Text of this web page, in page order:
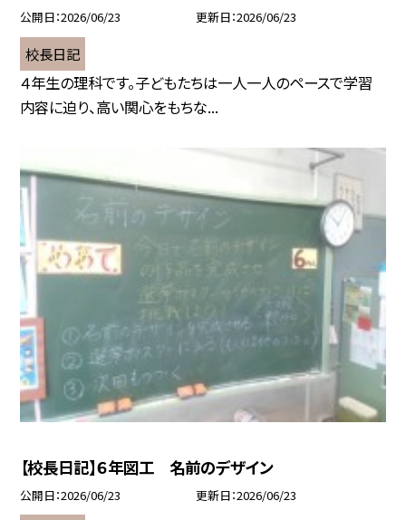
公開日 2026/06/23 更新日 2026/06/23
校長日記
４年生の理科です。子どもたちは一人一人のペースで学習
内容に迫り、高い関心をもちな...
【校長日記】６年図工 名前のデザイン
公開日 2026/06/23 更新日 2026/06/23